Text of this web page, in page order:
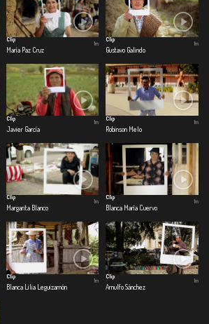
Clip
María Paz Cruz
1m
Clip
Gustavo Galindo
1m
Clip
Javier García
1m
Clip
Robinson Melo
1m
Clip
Margarita Blanco
1m
Clip
Blanca María Cuervo
1m
Clip
Blanca Lilia Leguizamón
1m
Clip
Arnulfo Sánchez
1m